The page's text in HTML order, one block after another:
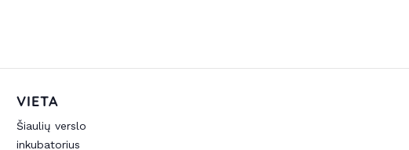
VIETA
Šiaulių verslo
inkubatorius